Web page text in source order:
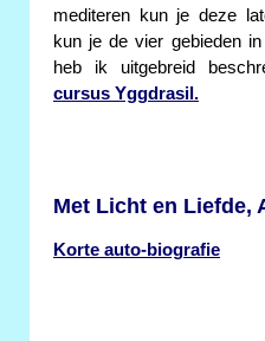
mediteren kun je deze
kun je de vier gebieden
heb ik uitgebreid
cursus Yggdrasil.
Met Licht en Liefde,
Korte auto-biografie